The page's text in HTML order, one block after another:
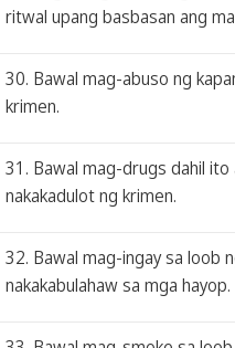
ritwal upang basbasan ang
30. Bawal mag-abuso ng
krimen.
31. Bawal mag-drugs dahil ito
nakakadulot ng krimen.
32. Bawal mag-ingay sa loob
nakakabulahaw sa mga hayop.